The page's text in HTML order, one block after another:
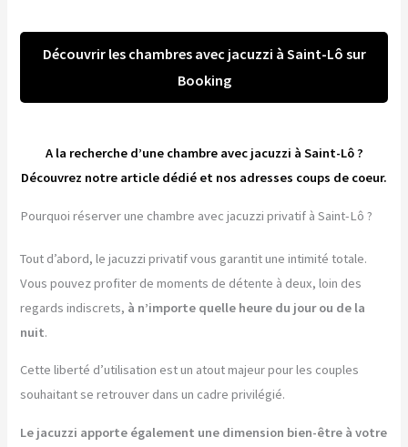
Découvrir les chambres avec jacuzzi à Saint-Lô sur
Booking
A la recherche d’une chambre avec jacuzzi à Saint-Lô ?
Découvrez notre article dédié et nos adresses coups de coeur.
Pourquoi réserver une chambre avec jacuzzi privatif à Saint-Lô ?
Tout d’abord, le jacuzzi privatif vous garantit une intimité totale.
Vous pouvez profiter de moments de détente à deux, loin des
regards indiscrets, à n’importe quelle heure du jour ou de la
nuit.
Cette liberté d’utilisation est un atout majeur pour les couples
souhaitant se retrouver dans un cadre privilégié.
Le jacuzzi apporte également une dimension bien-être à votre